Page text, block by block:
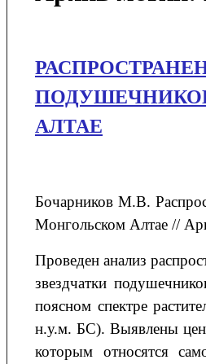
ПОДУШЕЧНИКОВ
АЛТАЕ
Бочарников М.В.
Монгольском Алтае //
Проведен анализ
звездчатки
поясном спектре
н.у.м. БС). Выявлены
которым относятся